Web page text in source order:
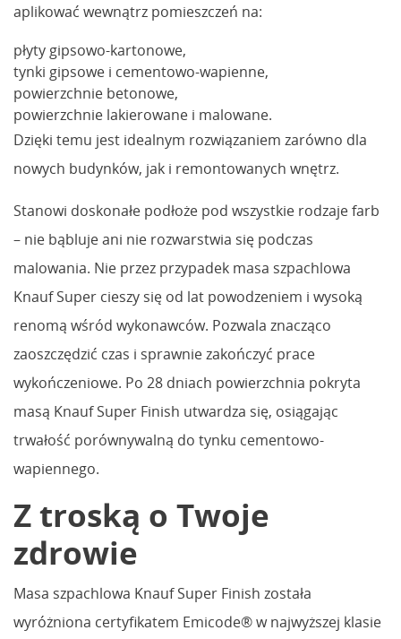
aplikować wewnątrz pomieszczeń na:
płyty gipsowo-kartonowe,
tynki gipsowe i cementowo-wapienne,
powierzchnie betonowe,
powierzchnie lakierowane i malowane.
Dzięki temu jest idealnym rozwiązaniem zarówno dla
nowych budynków, jak i remontowanych wnętrz.
Stanowi doskonałe podłoże pod wszystkie rodzaje farb
– nie bąbluje ani nie rozwarstwia się podczas
malowania. Nie przez przypadek masa szpachlowa
Knauf Super cieszy się od lat powodzeniem i wysoką
renomą wśród wykonawców. Pozwala znacząco
zaoszczędzić czas i sprawnie zakończyć prace
wykończeniowe. Po 28 dniach powierzchnia pokryta
masą Knauf Super Finish utwardza się, osiągając
trwałość porównywalną do tynku cementowo-
wapiennego.
Z troską o Twoje
zdrowie
Masa szpachlowa Knauf Super Finish została
wyróżniona certyfikatem Emicode® w najwyższej klasie